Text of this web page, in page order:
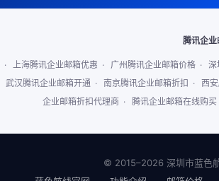
腾讯企
· 上海腾讯企业邮箱优惠 · 广州腾讯企业邮箱价格 · 深
武汉腾讯企业邮箱开通 · 南京腾讯企业邮箱折扣 · 西
企业邮箱折扣代理商 · 腾讯企业邮箱在线购买
© 2015–2026 深圳市蓝色